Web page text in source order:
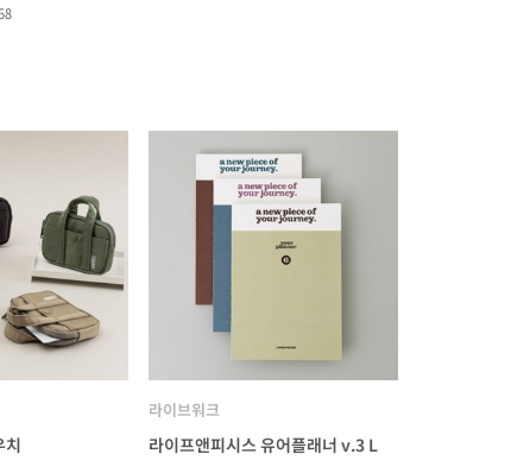
치
라이브워크
라이프앤피시스 유어플래너 v.3 L